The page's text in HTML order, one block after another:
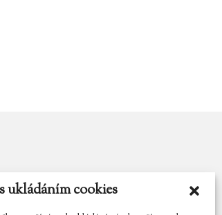
ukládáním cookies
nás na Facebooku